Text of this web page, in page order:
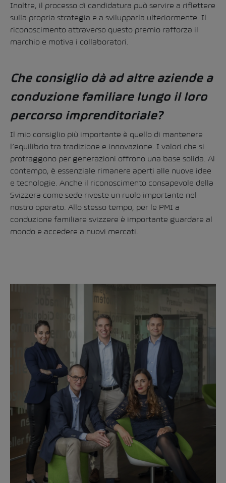
Inoltre, il processo di candidatura può servire a riflettere
sulla propria strategia e a svilupparla ulteriormente. Il
riconoscimento attraverso questo premio rafforza il
marchio e motiva i collaboratori.
Che consiglio dà ad altre aziende a
conduzione familiare lungo il loro
percorso imprenditoriale?
Il mio consiglio più importante è quello di mantenere
l’equilibrio tra tradizione e innovazione. I valori che si
protraggono per generazioni offrono una base solida. Al
contempo, è essenziale rimanere aperti alle nuove idee
e tecnologie. Anche il riconoscimento consapevole della
Svizzera come sede riveste un ruolo importante nel
nostro operato. Allo stesso tempo, per le PMI a
conduzione familiare svizzere è importante guardare al
mondo e accedere a nuovi mercati.